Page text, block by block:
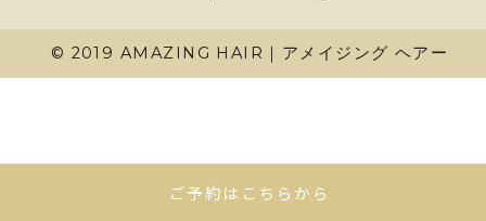
© 2019 AMAZING HAIR｜アメイジング ヘアー
ご予約はこちらから